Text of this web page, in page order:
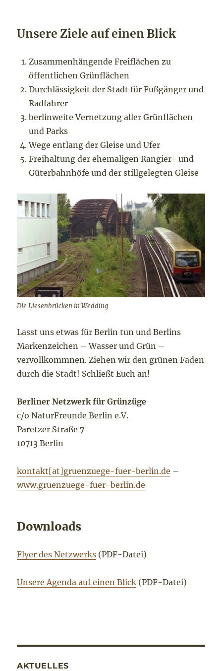
Unsere Ziele auf einen Blick
Zusammenhängende Freiflächen zu
öffentlichen Grünflächen
Durchlässigkeit der Stadt für Fußgänger und
Radfahrer
berlinweite Vernetzung aller Grünflächen
und Parks
Wege entlang der Gleise und Ufer
Freihaltung der ehemaligen Rangier- und
Güterbahnhöfe und der stillgelegten Gleise
Die Liesenbrücken in Wedding
Lasst uns etwas für Berlin tun und Berlins
Markenzeichen – Wasser und Grün –
vervollkommnen. Ziehen wir den grünen Faden
durch die Stadt! Schließt Euch an!
Berliner Netzwerk für Grünzüge
c/o NaturFreunde Berlin e.V.
Paretzer Straße 7
10713 Berlin
kontakt[at]gruenzuege-fuer-berlin.de –
www.gruenzuege-fuer-berlin.de
Downloads
Flyer des Netzwerks (PDF-Datei)
Unsere Agenda auf einen Blick (PDF-Datei)
AKTUELLES